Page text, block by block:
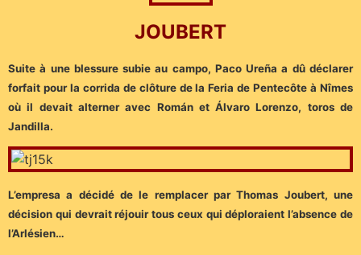
JOUBERT
Suite à une blessure subie au campo, Paco Ureña a dû déclarer
forfait pour la corrida de clôture de la Feria de Pentecôte à Nîmes
où il devait alterner avec Román et Álvaro Lorenzo, toros de
Jandilla.
L’empresa a décidé de le remplacer par Thomas Joubert, une
décision qui devrait réjouir tous ceux qui déploraient l’absence de
l’Arlésien…